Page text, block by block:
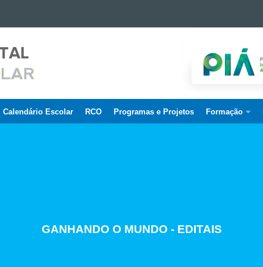
Calendário Escolar RCO Programas e Projetos Formação
ESTUDO E PLANEJAMENTO
GANHANDO O MUNDO - EDITAIS
CREDENCIAMENTO DE SERVIDORES
PROJETO BEM CUIDAR